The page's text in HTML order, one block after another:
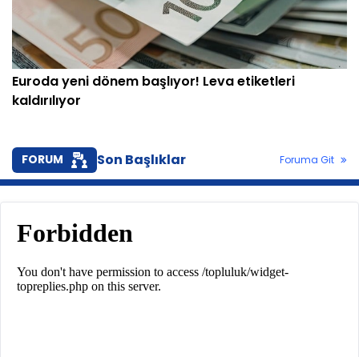
Euroda yeni dönem başlıyor! Leva etiketleri
kaldırılıyor
FORUM Son Başlıklar Foruma Git